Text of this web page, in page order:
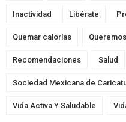
Inactividad Libérate
Quemar calorías
Recomendaciones Salud
Sociedad Mexicana de
Vida Activa Y Saludable